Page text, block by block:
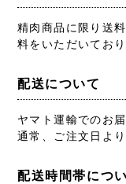
精肉商品に限り送
料をいただいており
配送について
ヤマト運輸でのお
通常、ご注文日よ
配送時間帯につ